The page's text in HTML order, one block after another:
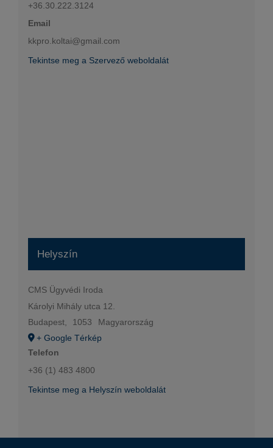
+36.30.222.3124
Email
kkpro.koltai@gmail.com
Tekintse meg a Szervező weboldalát
Helyszín
CMS Ügyvédi Iroda
Károlyi Mihály utca 12.
Budapest, 1053
Magyarország
+ Google Térkép
Telefon
+36 (1) 483 4800
Tekintse meg a Helyszín weboldalát